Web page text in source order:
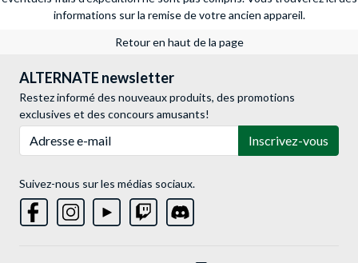
informations sur la remise de votre ancien appareil.
Retour en haut de la page
ALTERNATE newsletter
Restez informé des nouveaux produits, des promotions
exclusives et des concours amusants!
Adresse e-mail
Inscrivez-vous
Suivez-nous sur les médias sociaux.